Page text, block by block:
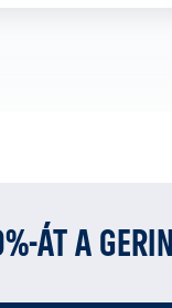
ÁT A